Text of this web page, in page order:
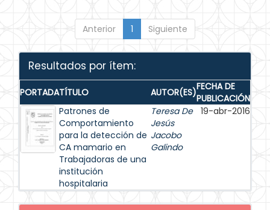
Anterior 1 Siguiente
Resultados por ítem:
PORTADATÍTULO AUTOR(ES)FECHA DE
PUBLICACIÓN
Patrones de
Comportamiento
para la detección de
CA mamario en
Trabajadoras de una
institución
hospitalaria
Teresa De
Jesús
Jacobo
Galindo
19-abr-2016